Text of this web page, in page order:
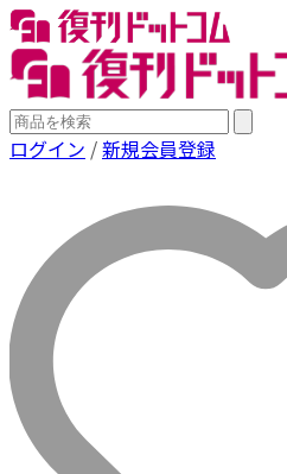
ログイン /新規会員登録